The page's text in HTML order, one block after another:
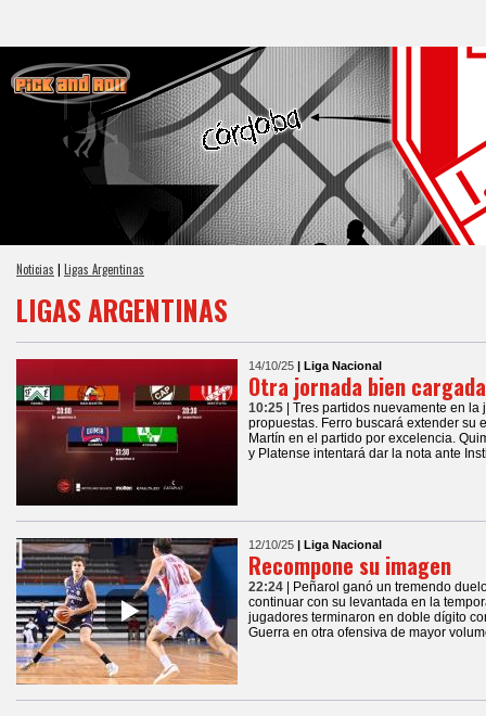
Noticias | Ligas Argentinas
LIGAS ARGENTINAS
14/10/25 | Liga Nacional
Otra jornada bien cargada
10:25
| Tres partidos nuevamente en
propuestas. Ferro buscará extender su
Martín en el partido por excelencia.
y Platense intentará dar la nota ante
12/10/25 | Liga Nacional
Recompone su imagen
22:24
| Peñarol ganó un tremendo
continuar con su levantada en la
jugadores terminaron en doble dígito
Guerra en otra ofensiva de mayor